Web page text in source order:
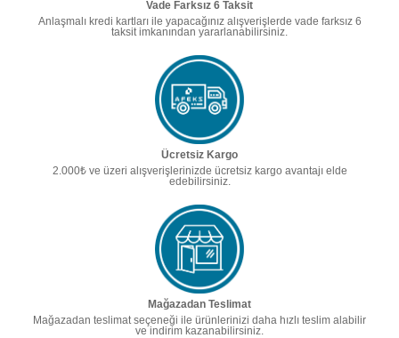
Vade Farksız 6 Taksit
Anlaşmalı kredi kartları ile yapacağınız alışverişlerde vade farksız 6
taksit imkanından yararlanabilirsiniz.
Ücretsiz Kargo
2.000₺ ve üzeri alışverişlerinizde ücretsiz kargo avantajı elde
edebilirsiniz.
Mağazadan Teslimat
Mağazadan teslimat seçeneği ile ürünlerinizi daha hızlı teslim alabilir
ve indirim kazanabilirsiniz.